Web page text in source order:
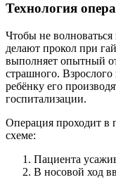
Технология
Чтобы не волноваться
делают прокол при
выполняет опытный
страшного.
ребёнку его
госпитализации.
Операция проходит в
схеме:
Пациента
В носовой ход